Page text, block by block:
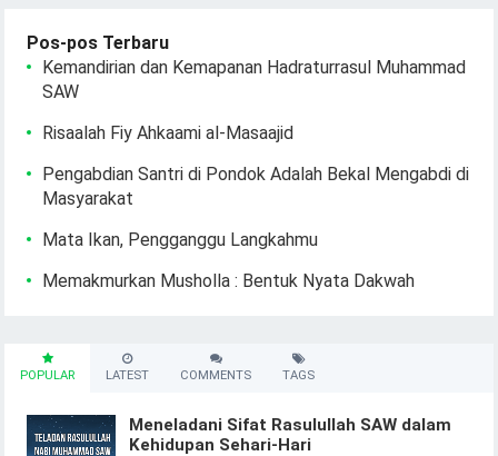
Pos-pos Terbaru
Kemandirian dan Kemapanan Hadraturrasul Muhammad
SAW
Risaalah Fiy Ahkaami al-Masaajid
Pengabdian Santri di Pondok Adalah Bekal Mengabdi di
Masyarakat
Mata Ikan, Pengganggu Langkahmu
Memakmurkan Musholla : Bentuk Nyata Dakwah
POPULAR LATEST COMMENTS TAGS
Meneladani Sifat Rasulullah SAW dalam
Kehidupan Sehari-Hari